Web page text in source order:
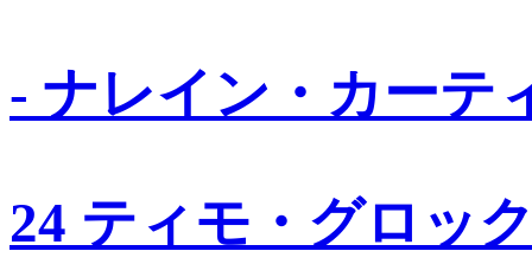
- ナレイン・カーテ
24 ティモ・グロッ